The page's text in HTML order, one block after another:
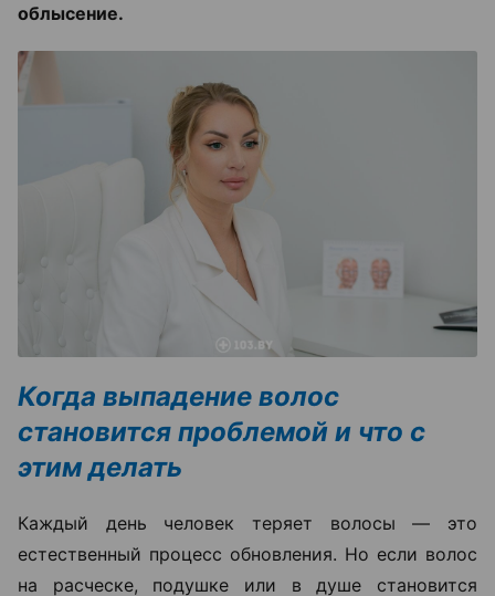
облысение.
Когда выпадение волос
становится проблемой и что с
этим делать
Каждый день человек теряет волосы — это
естественный процесс обновления. Но если волос
на расческе, подушке или в душе становится